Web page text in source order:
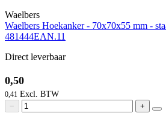
Waelbers
Waelbers Hoekanker - 70x70x55 mm -
481444EAN.11
Direct leverbaar
0,50
0,41
− +